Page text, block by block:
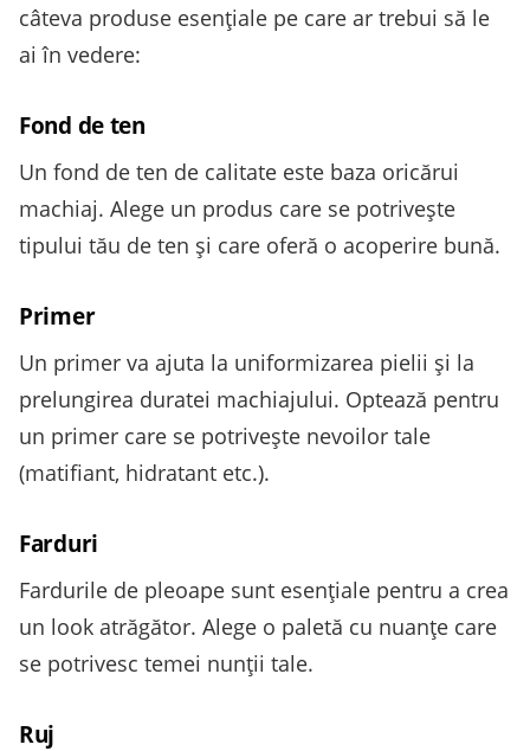
câteva produse esențiale pe care ar trebui să le
ai în vedere:
Fond de ten
Un fond de ten de calitate este baza oricărui
machiaj. Alege un produs care se potrivește
tipului tău de ten și care oferă o acoperire bună.
Primer
Un primer va ajuta la uniformizarea pielii și la
prelungirea duratei machiajului. Optează pentru
un primer care se potrivește nevoilor tale
(matifiant, hidratant etc.).
Farduri
Fardurile de pleoape sunt esențiale pentru a crea
un look atrăgător. Alege o paletă cu nuanțe care
se potrivesc temei nunții tale.
Ruj